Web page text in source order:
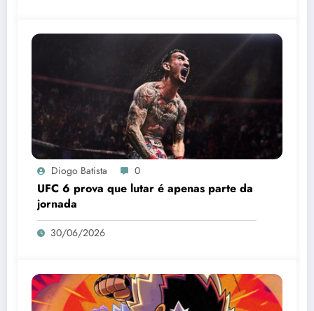
Diogo Batista 0
UFC 6 prova que lutar é apenas parte da
jornada
30/06/2026